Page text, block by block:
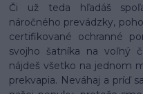
Či už teda hľadáš
náročného prevádzky,
certifikované ochranné
svojho šatníka na voľný
nájdeš všetko na jednom
prekvapia. Neváhaj a príď